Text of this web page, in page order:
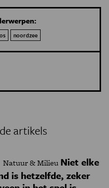
noordzee
artikels
Natuur & Milieu Niet elke
is hetzelfde, zeker